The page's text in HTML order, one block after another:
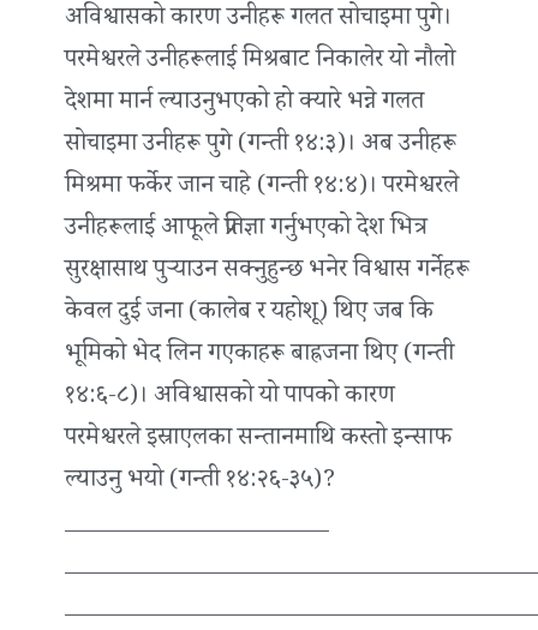
अविश्वासको कारण उनीहरू गलत सोचाइमा पुगे।
परमेश्वरले उनीहरूलाई मिश्रबाट निकालेर यो नौलो
देशमा मार्न ल्याउनुभएको हो क्यारे भन्ने गलत
सोचाइमा उनीहरू पुगे (गन्ती १४:३)। अब उनीहरू
मिश्रमा फर्केर जान चाहे (गन्ती १४:४)। परमेश्वरले
उनीहरूलाई आफूले प्रतिज्ञा गर्नुभएको देश भित्र
सुरक्षासाथ पुर्‍याउन सक्नुहुन्छ भनेर विश्वास गर्नेहरू
केवल दुई जना (कालेब र यहोशू) थिए जब कि
भूमिको भेद लिन गएकाहरू बाह्रजना थिए (गन्ती
१४:६-८)। अविश्वासको यो पापको कारण
परमेश्वरले इस्राएलका सन्तानमाथि कस्तो इन्साफ
ल्याउनु भयो (गन्ती १४:२६-३५)?
______________________